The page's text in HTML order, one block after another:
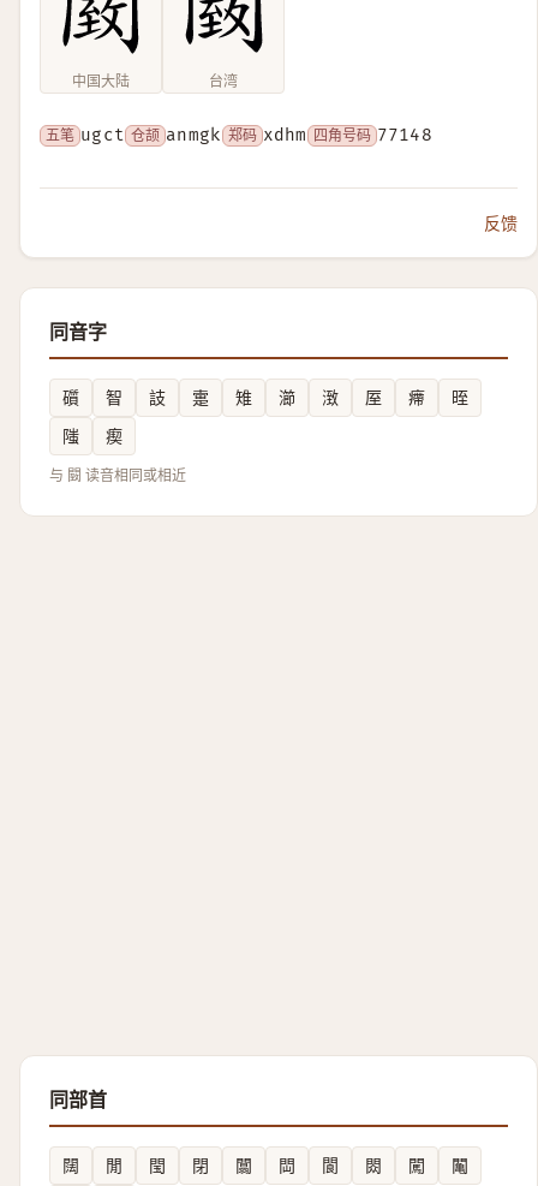
中国大陆 台湾
五笔 ugct 仓颉 anmgk 郑码 xdhm 四角号码 77148
反馈
同音字
礩 智 䚳 疐 雉 瀄 㴛 厔 㿃
晊
䧝
瘈
与 䦯 读音相同或相近
同部首
䦢 閒 閠 閉 闒 閊 閬 閦 闖
䦰